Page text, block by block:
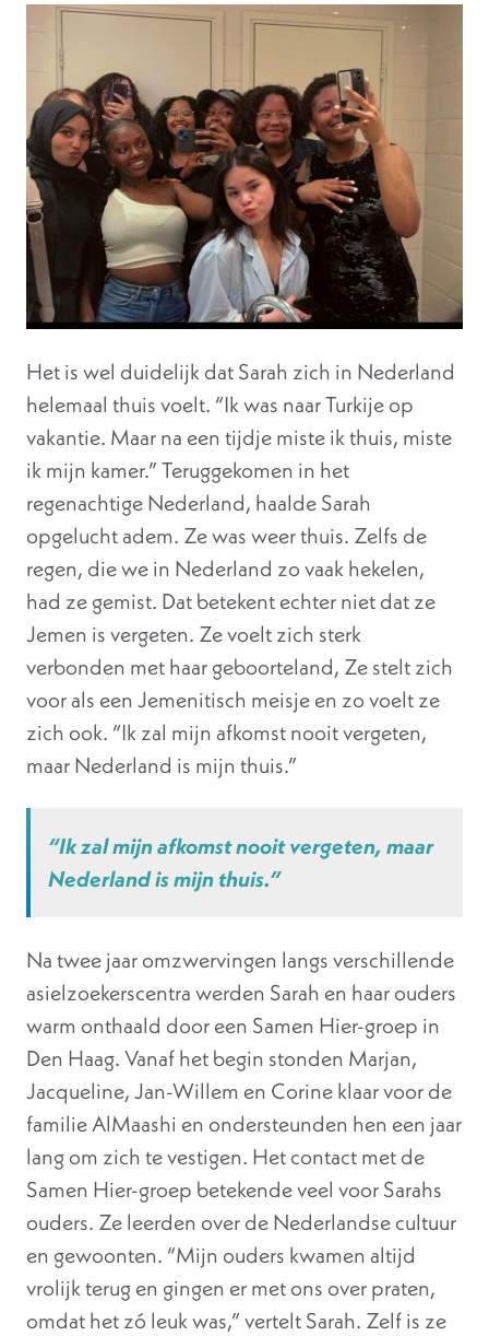
Het is wel duidelijk dat Sarah zich in Nederland
helemaal thuis voelt. “Ik was naar Turkije op
vakantie. Maar na een tijdje miste ik thuis, miste
ik mijn kamer.” Teruggekomen in het
regenachtige Nederland, haalde Sarah
opgelucht adem. Ze was weer thuis. Zelfs de
regen, die we in Nederland zo vaak hekelen,
had ze gemist. Dat betekent echter niet dat ze
Jemen is vergeten. Ze voelt zich sterk
verbonden met haar geboorteland, Ze stelt zich
voor als een Jemenitisch meisje en zo voelt ze
zich ook. “Ik zal mijn afkomst nooit vergeten,
maar Nederland is mijn thuis.”
“Ik zal mijn afkomst nooit vergeten, maar
Nederland is mijn thuis.”
Na twee jaar omzwervingen langs verschillende
asielzoekerscentra werden Sarah en haar ouders
warm onthaald door een Samen Hier-groep in
Den Haag. Vanaf het begin stonden Marjan,
Jacqueline, Jan-Willem en Corine klaar voor de
familie AlMaashi en ondersteunden hen een jaar
lang om zich te vestigen. Het contact met de
Samen Hier-groep betekende veel voor Sarahs
ouders. Ze leerden over de Nederlandse cultuur
en gewoonten. “Mijn ouders kwamen altijd
vrolijk terug en gingen er met ons over praten,
omdat het zó leuk was,” vertelt Sarah. Zelf is ze